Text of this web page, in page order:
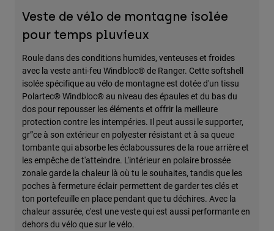
Veste de vélo de montagne isolée
pour temps pluvieux
Roule dans des conditions humides, venteuses et froides
avec la veste anti-feu Windbloc® de Ranger. Cette softshell
isolée spécifique au vélo de montagne est dotée d'un tissu
Polartec® Windbloc® au niveau des épaules et du bas du
dos pour repousser les éléments et offrir la meilleure
protection contre les intempéries. Il peut aussi le supporter,
gr”ce à son extérieur en polyester résistant et à sa queue
tombante qui absorbe les éclaboussures de la roue arrière et
les empêche de t'atteindre. L'intérieur en polaire brossée
zonale garde la chaleur là où tu le souhaites, tandis que les
poches à fermeture éclair permettent de garder tes clés et
ton portefeuille en place pendant que tu déchires. Avec la
chaleur assurée, c'est une veste qui est aussi performante en
dehors du vélo que sur le vélo.